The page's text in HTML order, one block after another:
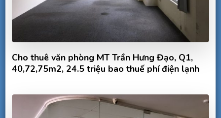
Cho thuê văn phòng MT Trần Hưng Đạo, Q1,
40,72,75m2, 24.5 triệu bao thuế phí điện lạnh